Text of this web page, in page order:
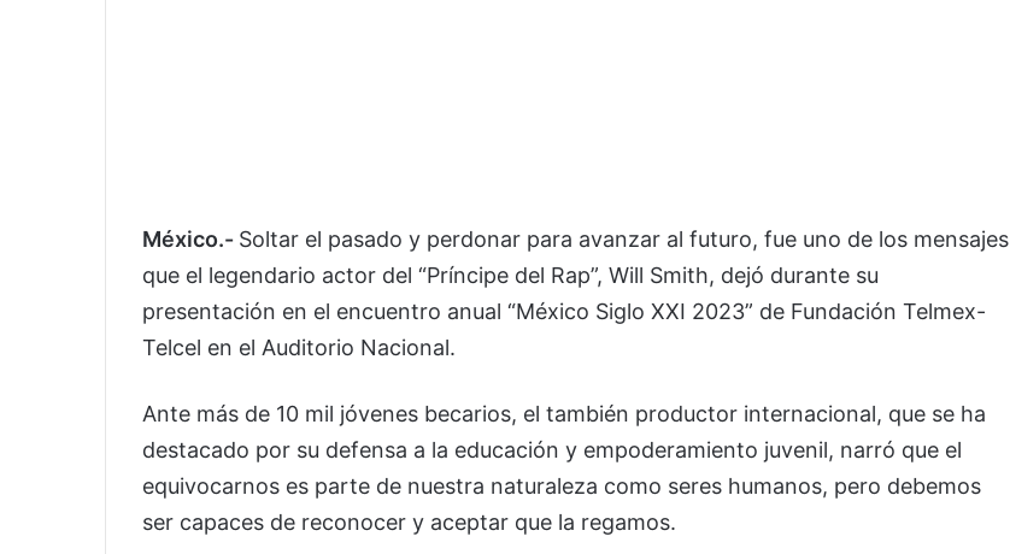
México.- Soltar el pasado y perdonar para avanzar al futuro, fue uno de los mensajes
que el legendario actor del “Príncipe del Rap”, Will Smith, dejó durante su
presentación en el encuentro anual “México Siglo XXI 2023” de Fundación Telmex-
Telcel en el Auditorio Nacional.
Ante más de 10 mil jóvenes becarios, el también productor internacional, que se ha
destacado por su defensa a la educación y empoderamiento juvenil, narró que el
equivocarnos es parte de nuestra naturaleza como seres humanos, pero debemos
ser capaces de reconocer y aceptar que la regamos.